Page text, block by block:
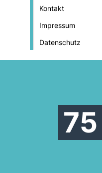
Kontakt
Impressum
Datenschutz